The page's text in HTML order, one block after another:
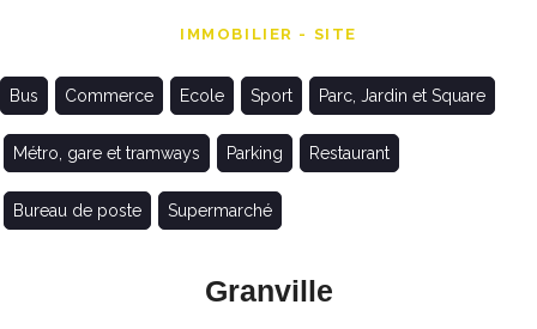
IMMOBILIER - SITE
Bus Commerce Ecole Sport Parc, Jardin et Square
Métro, gare et tramways Parking Restaurant
Bureau de poste Supermarché
Granville